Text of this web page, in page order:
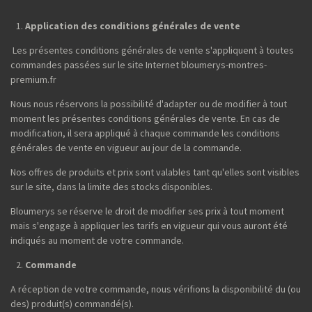
Application des conditions générales de vente
Les présentes conditions générales de vente s'appliquent à toutes
commandes passées sur le site Internet bloumerys-montres-
premium.fr
Nous nous réservons la possibilité d'adapter ou de modifier à tout
moment les présentes conditions générales de vente. En cas de
modification, il sera appliqué à chaque commande les conditions
générales de vente en vigueur au jour de la commande.
Nos offres de produits et prix sont valables tant qu'elles sont visibles
sur le site, dans la limite des stocks disponibles.
Bloumerys se réserve le droit de modifier ses prix à tout moment
mais s'engage à appliquer les tarifs en vigueur qui vous auront été
indiqués au moment de votre commande.
Commande
A réception de votre commande, nous vérifions la disponibilité du (ou
des) produit(s) commandé(s).